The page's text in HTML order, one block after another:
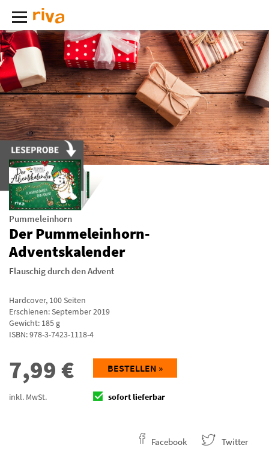
Pummeleinhorn
Der Pummeleinhorn-
Adventskalender
Flauschig durch den Advent
Hardcover, 100Seiten
Erschienen: September 2019
Gewicht: 185 g
ISBN:978-3-7423-1118-4
7,99 €
inkl. MwSt.
BESTELLEN »
sofort lieferbar
Facebook Twitter